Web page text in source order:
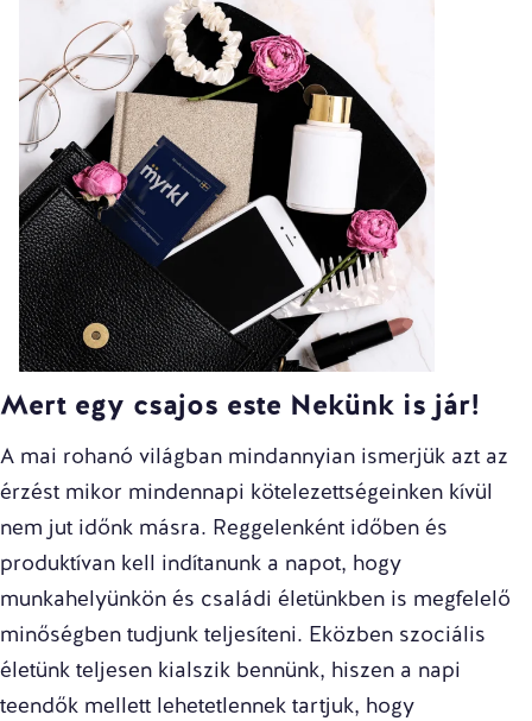
Mert egy csajos este Nekünk is jár!
A mai rohanó világban mindannyian ismerjük azt az
érzést mikor mindennapi kötelezettségeinken kívül
nem jut időnk másra. Reggelenként időben és
produktívan kell indítanunk a napot, hogy
munkahelyünkön és családi életünkben is megfelelő
minőségben tudjunk teljesíteni. Eközben szociális
életünk teljesen kialszik bennünk, hiszen a napi
teendők mellett lehetetlennek tartjuk, hogy